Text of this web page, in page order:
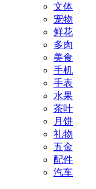
文体
宠物
鲜花
多肉
美食
手机
手表
水果
茶叶
月饼
礼物
五金
配件
汽车